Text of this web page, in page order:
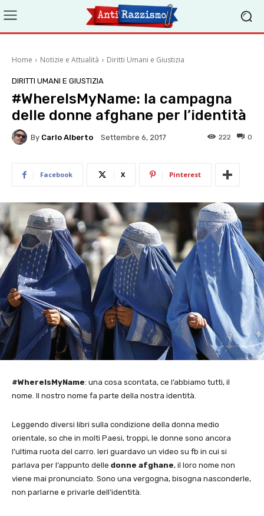
Home Notizie e Attualità Diritti Umani e Giustizia
DIRITTI UMANI E GIUSTIZIA
#WhereIsMyName: la campagna
delle donne afghane per l’identità
By Carlo Alberto Settembre 6, 2017 0
222
Facebook X Pinterest
#WhereIsMyName: una cosa scontata, ce l’abbiamo tutti, il
nome. Il nostro nome fa parte della nostra identità.
Leggendo diversi libri sulla condizione della donna medio
orientale, so che in molti Paesi, troppi, le donne sono ancora
l’ultima ruota del carro. Ieri guardavo un video su fb in cui si
parlava per l’appunto delle donne afghane, il loro nome non
viene mai pronunciato. Sono una vergogna, bisogna nasconderle,
non parlarne e privarle dell’identità.